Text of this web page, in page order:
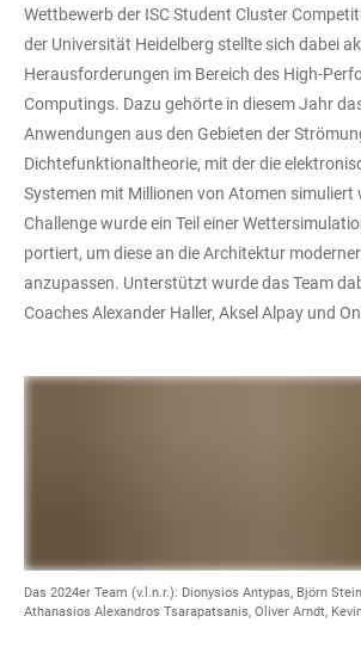
Wettbewerb der ISC Student Cluster
der Universität Heidelberg stellte sich dabei
Herausforderungen im Bereich des High-
Computings. Dazu gehörte in diesem Jahr
Anwendungen aus den Gebieten der
Dichtefunktionaltheorie, mit der die
Systemen mit Millionen von Atomen simuliert
Challenge wurde ein Teil einer
portiert, um diese an die Architektur
anzupassen. Unterstützt wurde das Team
Coaches Alexander Haller, Aksel Alpay und
Das 2024er Team (v.l.n.r.): Dionysios Antypas, Björn
Athanasios Alexandros Tsarapatsanis, Oliver Arndt,